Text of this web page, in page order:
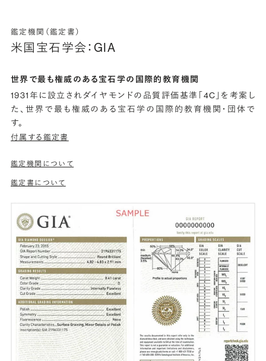
鑑定機関（鑑定書）
米国宝石学会：GIA
世界で最も権威のある宝石学の国際的教育機関
1931年に設立されダイヤモンドの品質評価基準「4C」を考案し
た、世界で最も権威のある宝石学の国際的教育機関・団体で
す。
付属する鑑定書
鑑定機関について
鑑定書について